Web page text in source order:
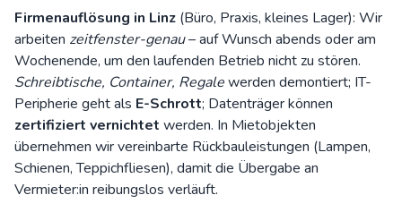
Firmenauflösung in Linz (Büro, Praxis, kleines Lager): Wir
arbeiten zeitfenster-genau– auf Wunsch abends oder am
Wochenende, um den laufenden Betrieb nicht zu stören.
Schreibtische, Container, Regalewerden demontiert; IT-
Peripherie geht als E-Schrott; Datenträger können
zertifiziert vernichtet werden. In Mietobjekten
übernehmen wir vereinbarte Rückbauleistungen (Lampen,
Schienen, Teppichfliesen), damit die Übergabe an
Vermieter:in reibungslos verläuft.